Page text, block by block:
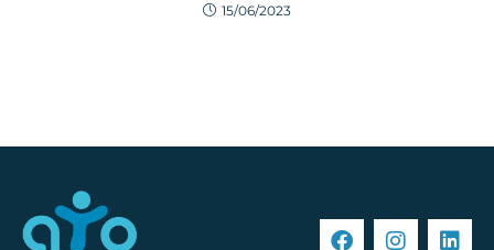
15/06/2023